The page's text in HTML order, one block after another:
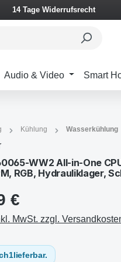
14 Tage Widerrufsrecht
Audio & Video Smart
Kühlung Wasserkühlung
WW2 All-in-One
RGB, Hydrauliklager,
€
MwSt. zzgl.
1lieferbar.